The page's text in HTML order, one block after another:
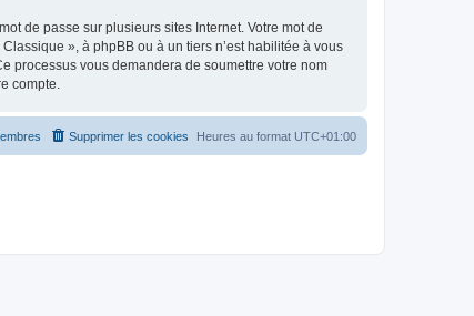
de passe sur plusieurs sites Internet. Votre mot de
», à phpBB ou à un tiers n’est habilitée à vous
processus vous demandera de soumettre votre nom
compte.
Heures au format UTC+01:00
Supprimer les cookies